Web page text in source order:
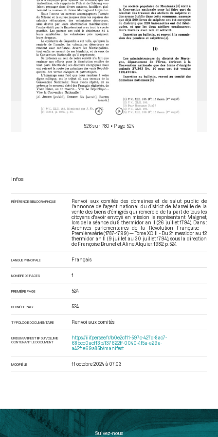
526 sur 780 • Page 524
Infos
RÉFÉRENCE BIBLIOGRAPHIQUE
Renvoi aux comités des domaines et de salut public de
l'annonce de l'agent national du district de Marseille de la
vente des biens d'émigrés qui remercie de la part de tous les
citoyens d'avoir envoyé en mission le représentant Maignet,
lors de la séance du 8 thermidor an II (26 juillet 1794). Dans :
Archives parlementaires de la Révolution Française —
Première série (1787-1799) — Tome XCIII - Du 21 messidor au 12
thermidor an II (9 juillet au 30 juillet 1794) , sous la direction
de Françoise Brunel et Aline Alquier. 1982. p. 524.
LANGUE PRINCIPALE Français
NOMBRE DE PAGES 1
PREMIÈRE PAGE 524
DERNIÈRE PAGE 524
TYPOLOGIE DOCUMENTAIRE Renvoi aux comités
URI DU MANIFEST IIIF DU VOLUME
CONTENANT LE DOCUMENT
https://iiif.persee.fr/b0e2cf11-597c-427d-8ac7-
68bcc0acf13b/f37622ff-0040-4f5a-a29a-
a42f1e69a85b/manifest
MODIFIÉ LE 11 octobre 2024 à 07:03
Suivez-nous